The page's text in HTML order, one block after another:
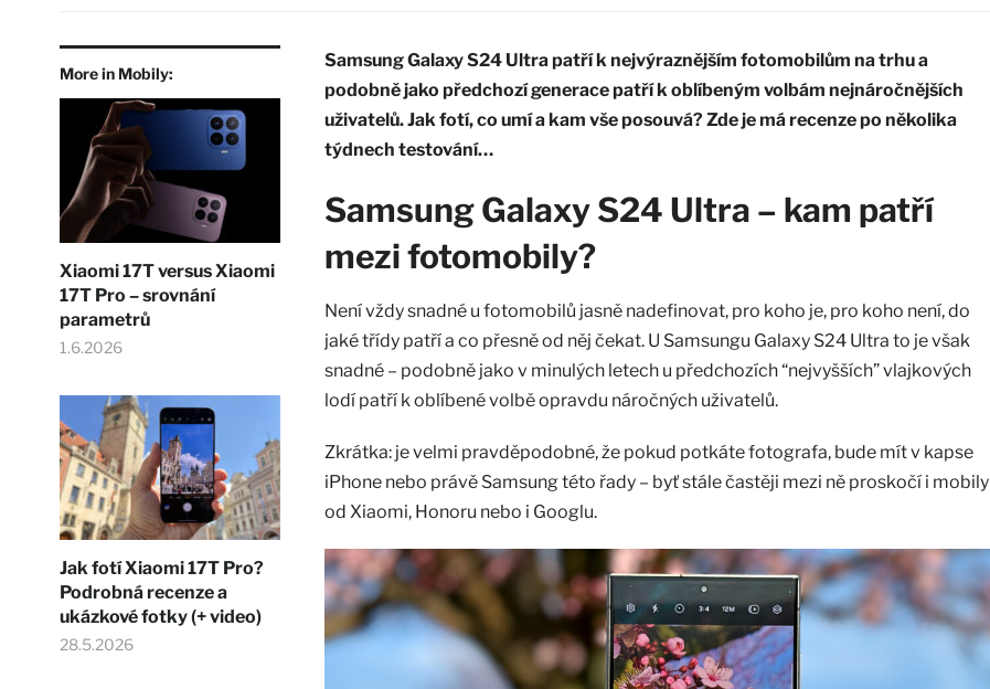
More in Mobily:
Xiaomi 17T versus Xiaomi
17T Pro – srovnání
parametrů
1.6.2026
Jak fotí Xiaomi 17T Pro?
Podrobná recenze a
ukázkové fotky (+ video)
28.5.2026
Samsung Galaxy S24 Ultra patří k nejvýraznějším fotomobilům na trhu a
podobně jako předchozí generace patří k oblíbeným volbám nejnáročnějších
uživatelů. Jak fotí, co umí a kam vše posouvá? Zde je má recenze po několika
týdnech testování…
Samsung Galaxy S24 Ultra – kam patří
mezi fotomobily?
Není vždy snadné u fotomobilů jasně nadefinovat, pro koho je, pro koho není, do
jaké třídy patří a co přesně od něj čekat. U Samsungu Galaxy S24 Ultra to je však
snadné – podobně jako v minulých letech u předchozích “nejvyšších” vlajkových
lodí patří k oblíbené volbě opravdu náročných uživatelů.
Zkrátka: je velmi pravděpodobné, že pokud potkáte fotografa, bude mít v kapse
iPhone nebo právě Samsung této řady – byť stále častěji mezi ně proskočí i mobily
od Xiaomi, Honoru nebo i Googlu.